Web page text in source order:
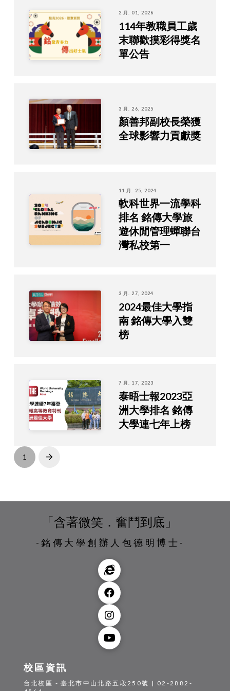
2 月. 01, 2026
114年教職員工歲
末聯歡摸彩得獎名
單公告
3 月. 26, 2025
顏善邦副校長榮獲
全球影響力貢獻獎
11 月. 25, 2024
軟科世界一流學科
排名 銘傳大學旅
遊休閒管理蟬聯台
灣私校第一
3 月. 27, 2024
2024最佳大學指
南 銘傳大學入雙
榜
7 月. 17, 2023
泰晤士報2023亞
洲大學排名 銘傳
大學連七年上榜
1 Next
校區資訊
台北校區 - 臺北市中山北路五段250號 | 02-2882-
「含著微笑．奮鬥到底」
-銘傳大學創辦人包德明博士-